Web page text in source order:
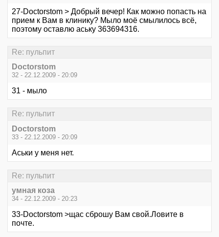
27-Doctorstom > Добрый вечер! Как можно попасть на
прием к Вам в клинику? Мыло моё смылилось всё,
поэтому оставлю аську 363694316.
Re: пульпит
Doctorstom
32 - 22.12.2009 - 20:09
31 - мыло
Re: пульпит
Doctorstom
33 - 22.12.2009 - 20:09
Аськи у меня нет.
Re: пульпит
умная коза
34 - 22.12.2009 - 20:23
33-Doctorstom >щас сброшу Вам свой.Ловите в
почте.